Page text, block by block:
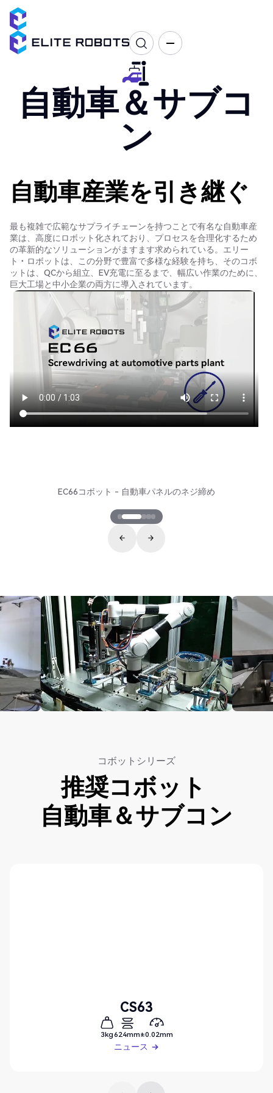
自動車＆サブコ
ン
自動車産業を引き継ぐ
最も複雑で広範なサプライチェーンを持つことで有名な自動車産
業は、高度にロボット化されており、プロセスを合理化するため
の革新的なソリューションがますます求められている。エリー
ト・ロボットは、この分野で豊富で多様な経験を持ち、そのコボ
ットは、QCから組立、EV充電に至るまで、幅広い作業のために、
巨大工場と中小企業の両方に導入されています。
EC66コボット - 自動車シートのスプレー塗装
コボットシリーズ
推奨コボット
自動車＆サブコン
CS63
3kg624mm±0.02mm
ニュース